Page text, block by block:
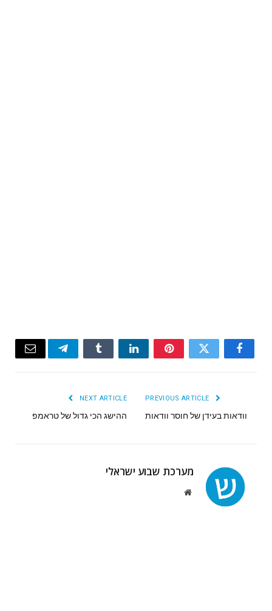
Facebook
Twitter
Pinterest
LinkedIn
Tumblr
Telegram
Email
וודאות בעידן של חוסר וודאות
NEXT ARTICLE
ההישג הכי גדול של טראמפ
מערכת שבוע ישראלי
Website